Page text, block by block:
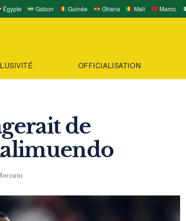
Égypte Gabon Guinée Ghana Mali Maroc
OFFICIALISATION
de